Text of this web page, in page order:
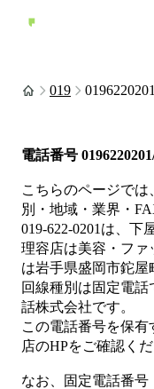
019 0196220201
電話番号
こちらのページでは
別・地域・業界・
019-622-0201 は、 下
理容店は美容・ファ
は岩手県盛岡市鉈屋
回線種別は固定電話
話株式会社です。
この電話番号を保
店のHPをご確認くだ
なお、固定電話番号